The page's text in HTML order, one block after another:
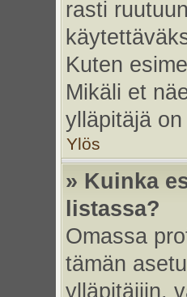
rasti
Kuten
Mikäli et
ylläpitäjä
Ylös
» Kuinka
listassa?
Omassa
tämän
ylläpitäjiin,